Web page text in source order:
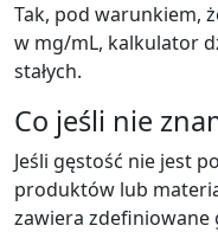
Tak, pod warunkiem,
w mg/mL, kalkulator
stałych.
Co jeśli nie
Jeśli gęstość nie jest
produktów lub
zawiera zdefiniowane